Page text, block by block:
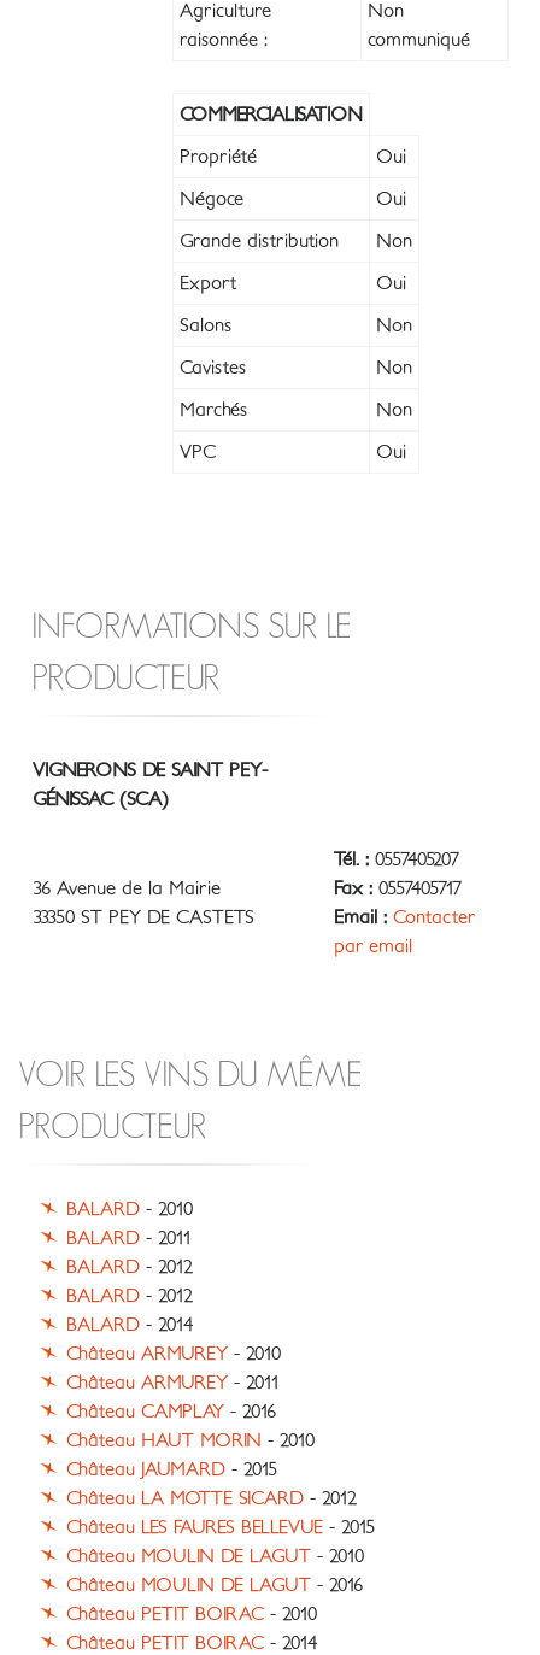
Agriculture
raisonnée :
Non
communiqué
COMMERCIALISATION
Propriété Oui
Négoce Oui
Grande distribution Non
Export Oui
Salons Non
Cavistes Non
Marchés Non
VPC Oui
INFORMATIONS SUR LE
PRODUCTEUR
VIGNERONS DE SAINT PEY-
GÉNISSAC (SCA)
36 Avenue de la Mairie
33350 ST PEY DE CASTETS
Tél. : 0557405207
Fax : 0557405717
Email : Contacter
par email
VOIR LES VINS DU MÊME
PRODUCTEUR
BALARD - 2010
BALARD - 2011
BALARD - 2012
BALARD - 2012
BALARD - 2014
Château ARMUREY - 2010
Château ARMUREY - 2011
Château CAMPLAY - 2016
Château HAUT MORIN - 2010
Château JAUMARD - 2015
Château LA MOTTE SICARD - 2012
Château LES FAURES BELLEVUE - 2015
Château MOULIN DE LAGUT - 2010
Château MOULIN DE LAGUT - 2016
Château PETIT BOIRAC - 2010
Château PETIT BOIRAC - 2014